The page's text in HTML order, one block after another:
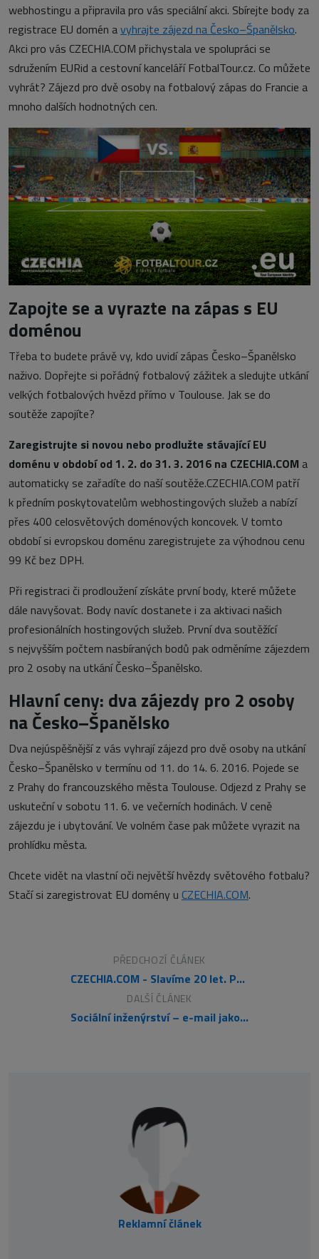
webhostingu a připravila pro vás speciální akci. Sbírejte body za
registrace EU domén avyhrajte zájezd na Česko–Španělsko.
Akci pro vás CZECHIA.COM přichystala ve spolupráci se
sdružením EURid a cestovní kanceláří FotbalTour.cz. Co můžete
vyhrát? Zájezd pro dvě osoby na fotbalový zápas do Francie a
mnoho dalších hodnotných cen.
Zapojte se a vyrazte na zápas s EU
doménou
Třeba to budete právě vy, kdo uvidí zápas Česko–Španělsko
naživo. Dopřejte si pořádný fotbalový zážitek a sledujte utkání
velkých fotbalových hvězd přímo v Toulouse. Jak se do
soutěže zapojíte?
Zaregistrujte si novou nebo prodlužte stávající EU
doménu v období od 1. 2. do 31. 3. 2016 na CZECHIA.COM a
automaticky se zařadíte do naší soutěže.CZECHIA.COM patří
k předním poskytovatelům webhostingových služeb a nabízí
přes 400 celosvětových doménových koncovek. V tomto
období si evropskou doménu zaregistrujete za výhodnou cenu
99 Kč bez DPH.
Při registraci či prodloužení získáte první body, které můžete
dále navyšovat. Body navíc dostanete i za aktivaci našich
profesionálních hostingových služeb. První dva soutěžící
s nejvyšším počtem nasbíraných bodů pak odměníme zájezdem
pro 2 osoby na utkání Česko–Španělsko.
Hlavní ceny: dva zájezdy pro 2 osoby
na Česko–Španělsko
Dva nejúspěšnější z vás vyhrají zájezd pro dvě osoby na utkání
Česko–Španělsko v termínu od 11. do 14. 6. 2016. Pojede se
z Prahy do francouzského města Toulouse. Odjezd z Prahy se
uskuteční v sobotu 11. 6. ve večerních hodinách. V ceně
zájezdu je i ubytování. Ve volném čase pak můžete vyrazit na
prohlídku města.
Chcete vidět na vlastní oči největší hvězdy světového fotbalu?
Stačí si zaregistrovat EU domény u CZECHIA.COM.
PŘEDCHOZÍ ČLÁNEK
CZECHIA.COM - Slavíme 20 let. Podívejte se, jakou jsme ušli cestu
DALŠÍ ČLÁNEK
Sociální inženýrství – e-mail jako kybernetická hrozba
Reklamní článek